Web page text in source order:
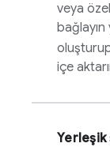
veya
bağlayın
içe
Yerleşik